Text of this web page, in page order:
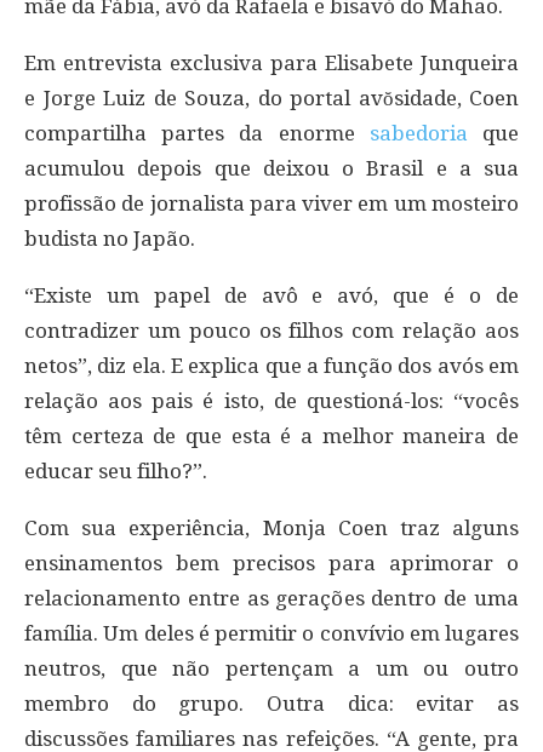
mãe da Fábia, avó da Rafaela e bisavó do Mahao.
Em entrevista exclusiva para Elisabete Junqueira
e Jorge Luiz de Souza, do portal avŏsidade, Coen
compartilha partes da enorme sabedoria que
acumulou depois que deixou o Brasil e a sua
profissão de jornalista para viver em um mosteiro
budista no Japão.
“Existe um papel de avô e avó, que é o de
contradizer um pouco os filhos com relação aos
netos”, diz ela. E explica que a função dos avós em
relação aos pais é isto, de questioná-los: “vocês
têm certeza de que esta é a melhor maneira de
educar seu filho?”.
Com sua experiência, Monja Coen traz alguns
ensinamentos bem precisos para aprimorar o
relacionamento entre as gerações dentro de uma
família. Um deles é permitir o convívio em lugares
neutros, que não pertençam a um ou outro
membro do grupo. Outra dica: evitar as
discussões familiares nas refeições. “A gente, pra